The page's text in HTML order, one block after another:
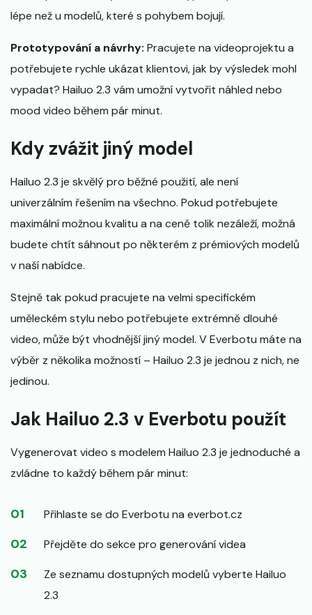
lépe než u modelů, které s pohybem bojují.
Prototypování a návrhy: Pracujete na videoprojektu a
potřebujete rychle ukázat klientovi, jak by výsledek mohl
vypadat? Hailuo 2.3 vám umožní vytvořit náhled nebo
mood video během pár minut.
Kdy zvážit jiný model
Hailuo 2.3 je skvělý pro běžné použití, ale není
univerzálním řešením na všechno. Pokud potřebujete
maximální možnou kvalitu a na ceně tolik nezáleží, možná
budete chtít sáhnout po některém z prémiových modelů
v naší nabídce.
Stejně tak pokud pracujete na velmi specifickém
uměleckém stylu nebo potřebujete extrémně dlouhé
video, může být vhodnější jiný model. V Everbotu máte na
výběr z několika možností – Hailuo 2.3 je jednou z nich, ne
jedinou.
Jak Hailuo 2.3 v Everbotu použít
Vygenerovat video s modelem Hailuo 2.3 je jednoduché a
zvládne to každý během pár minut:
Přihlaste se do Everbotu na everbot.cz
Přejděte do sekce pro generování videa
Ze seznamu dostupných modelů vyberte Hailuo
2.3